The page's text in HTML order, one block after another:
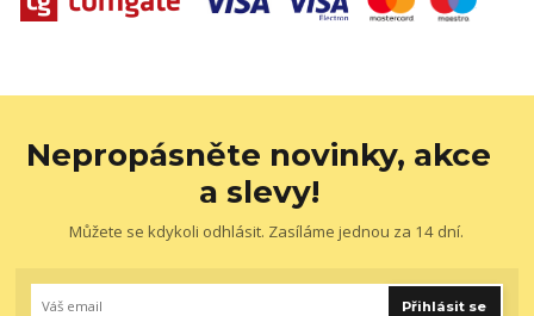
Nepropásněte novinky, akce
a slevy!
Můžete se kdykoli odhlásit. Zasíláme jednou za 14 dní.
Přihlásit se